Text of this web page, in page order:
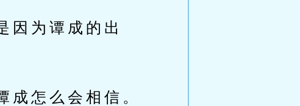
为谭成的出
怎么会相信。